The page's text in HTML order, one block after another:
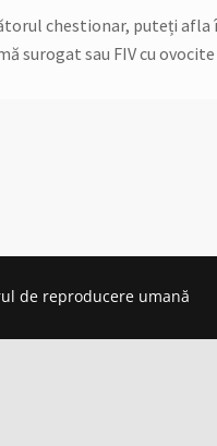
chestionar, puteți afla
surogat sau FIV cu
de reproducere umană